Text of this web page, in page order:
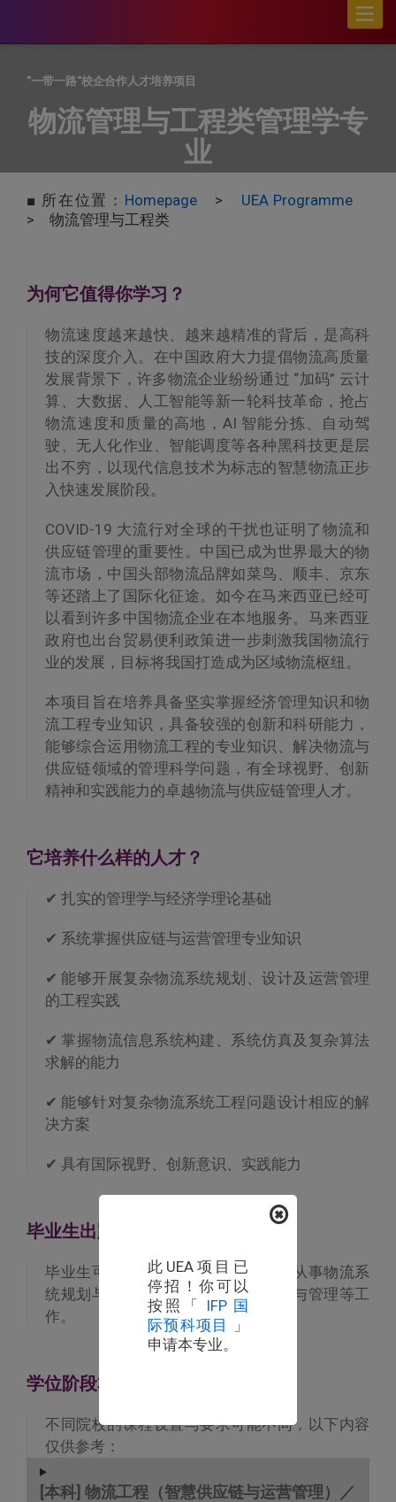
Toggle
"一带一路"校企合作人才培养项目
物流管理与工程类管理学专
业
■ 所在位置： Homepage> UEA Programme
> 物流管理与工程类
为何它值得你学习？
物流速度越来越快、越来越精准的背后，是高科
技的深度介入。在中国政府大力提倡物流高质量
发展背景下，许多物流企业纷纷通过 “加码” 云计
算、大数据、人工智能等新一轮科技革命，抢占
物流速度和质量的高地，AI 智能分拣、自动驾
驶、无人化作业、智能调度等各种黑科技更是层
出不穷，以现代信息技术为标志的智慧物流正步
入快速发展阶段。
COVID-19 大流行对全球的干扰也证明了物流和
供应链管理的重要性。中国已成为世界最大的物
流市场，中国头部物流品牌如菜鸟、顺丰、京东
等还踏上了国际化征途。如今在马来西亚已经可
以看到许多中国物流企业在本地服务。马来西亚
政府也出台贸易便利政策进一步刺激我国物流行
业的发展，目标将我国打造成为区域物流枢纽。
本项目旨在培养具备坚实掌握经济管理知识和物
流工程专业知识，具备较强的创新和科研能力，
能够综合运用物流工程的专业知识、解决物流与
供应链领域的管理科学问题，有全球视野、创新
精神和实践能力的卓越物流与供应链管理人才。
它培养什么样的人才？
✔ 扎实的管理学与经济学理论基础
✔ 系统掌握供应链与运营管理专业知识
✔ 能够开展复杂物流系统规划、设计及运营管理
的工程实践
✔ 掌握物流信息系统构建、系统仿真及复杂算法
求解的能力
✔ 能够针对复杂物流系统工程问题设计相应的解
决方案
✔ 具有国际视野、创新意识、实践能力
毕业生出路
毕业生可在物流相关的部门或单位，从事物流系
统规划与设计、物流设备研发、运营与管理等工
作。
学位阶段本科课程安排
不同院校的课程设置与要求可能不同，以下内容
仅供参考：
[本科] 物流工程（智慧供应链与运营管理）／
此UEA项目已
停招！你可以
按照「 IFP 国
际预科项目
」
申请本专业。